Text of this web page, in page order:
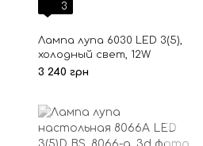
3
Лампа лупа 6030 LED 3(5),
холодный свет, 12W
3 240 грн